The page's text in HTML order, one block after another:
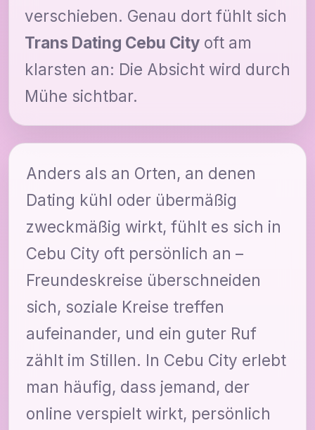
verschieben. Genau dort fühlt sich
Trans Dating Cebu City oft am
klarsten an: Die Absicht wird durch
Mühe sichtbar.
Anders als an Orten, an denen
Dating kühl oder übermäßig
zweckmäßig wirkt, fühlt es sich in
Cebu City oft persönlich an –
Freundeskreise überschneiden
sich, soziale Kreise treffen
aufeinander, und ein guter Ruf
zählt im Stillen. In Cebu City erlebt
man häufig, dass jemand, der
online verspielt wirkt, persönlich